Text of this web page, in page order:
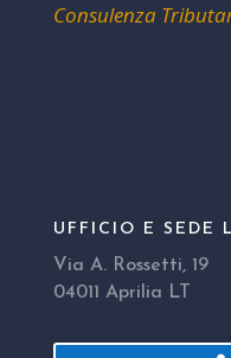
Consulenza
UFFICIO E SEDE
Via A. Rossetti, 19
04011 Aprilia LT